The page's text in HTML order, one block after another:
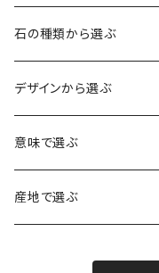
石の種類から選ぶ
水晶（クォーツ）
アイリスクォーツ（虹入り水晶）
ヒマラヤ水晶
ローズクォーツ（紅水晶）
アメジスト（紫水晶）
デザインから選ぶ
龍彫刻（水晶）
龍彫刻（オニキス）
意味で選ぶ
魔除け・厄除け
産地で選ぶ